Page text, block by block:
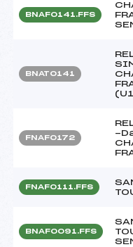
BNAF0141.FFS
BNAT0141
FNAF0172
-
FNAF0111.FFS
BNAF0091.FFS